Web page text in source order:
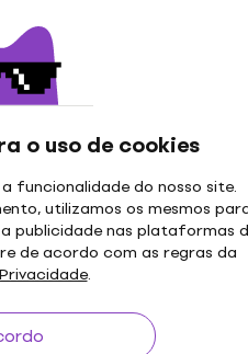
o uso de cookies
funcionalidade do nosso site.
utilizamos os mesmos
publicidade nas plataformas
de acordo com as regras da
.